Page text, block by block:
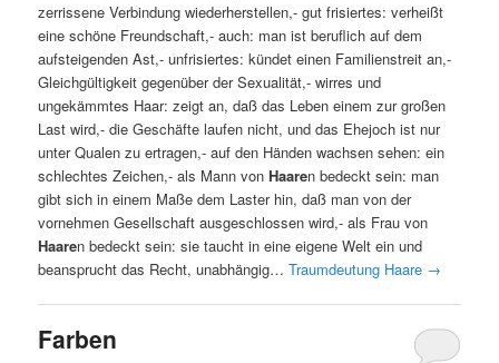
zerrissene Verbindung wiederherstellen,- gut frisiertes: verheißt
eine schöne Freundschaft,- auch: man ist beruflich auf dem
aufsteigenden Ast,- unfrisiertes: kündet einen Familienstreit an,-
Gleichgültigkeit gegenüber der Sexualität,- wirres und
ungekämmtes Haar: zeigt an, daß das Leben einem zur großen
Last wird,- die Geschäfte laufen nicht, und das Ehejoch ist nur
unter Qualen zu ertragen,- auf den Händen wachsen sehen: ein
schlechtes Zeichen,- als Mann vonHaaren bedeckt sein: man
gibt sich in einem Maße dem Laster hin, daß man von der
vornehmen Gesellschaft ausgeschlossen wird,- als Frau von
Haaren bedeckt sein: sie taucht in eine eigene Welt ein und
beansprucht das Recht, unabhängig…Traumdeutung Haare →
Farben